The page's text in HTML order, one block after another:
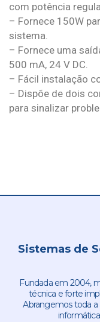
com potência
– Fornece 150W
sistema.
– Fornece uma
500 mA, 24 V DC.
– Fácil instalação
– Dispõe de dois
para sinalizar
Sistemas de
Fundada em 2004,
técnica e forte
Abrangemos toda a